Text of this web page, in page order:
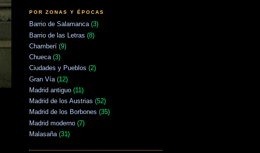
POR ZONAS Y ÉPOCAS
Barrio de Salamanca (3)
Barrio de las Letras (8)
Chamberí (9)
Chueca (3)
Ciudades y Pueblos (2)
Gran Vía (12)
Madrid antiguo (11)
Madrid de los Austrias (52)
Madrid de los Borbones (35)
Madrid moderno (7)
Malasaña (31)